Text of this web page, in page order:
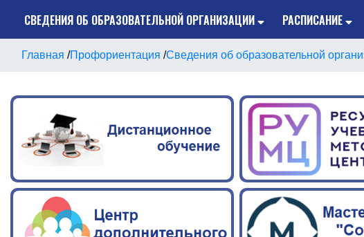
СВЕДЕНИЯ ОБ ОБРАЗОВАТЕЛЬНОЙ ОРГАНИЗАЦИИ РАСПИСАНИЕ
Главная /Профориентация /Сведения об образовательной